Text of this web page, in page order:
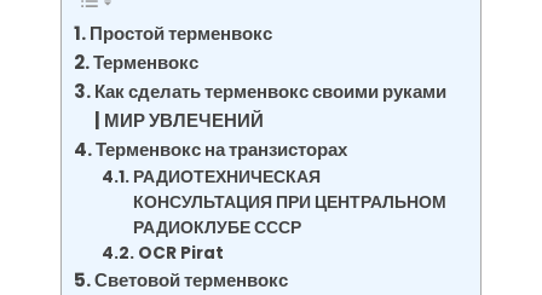
Простой терменвокс
Терменвокс
Как сделать терменвокс своими руками
| МИР УВЛЕЧЕНИЙ
Терменвокс на транзисторах
РАДИОТЕХНИЧЕСКАЯ
КОНСУЛЬТАЦИЯ ПРИ ЦЕНТРАЛЬНОМ
РАДИОКЛУБЕ СССР
OCR Pirat
Световой терменвокс